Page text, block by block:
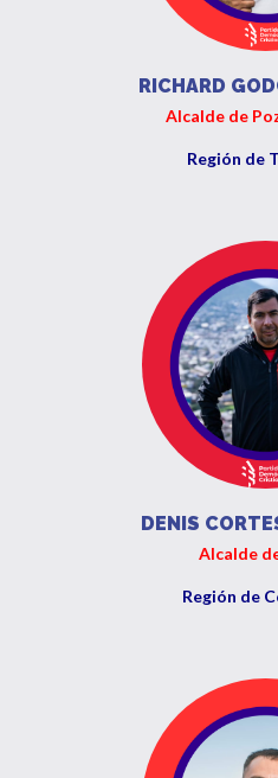
RICHARD
Alcalde de
Región de
DENIS
Alcalde
Región de